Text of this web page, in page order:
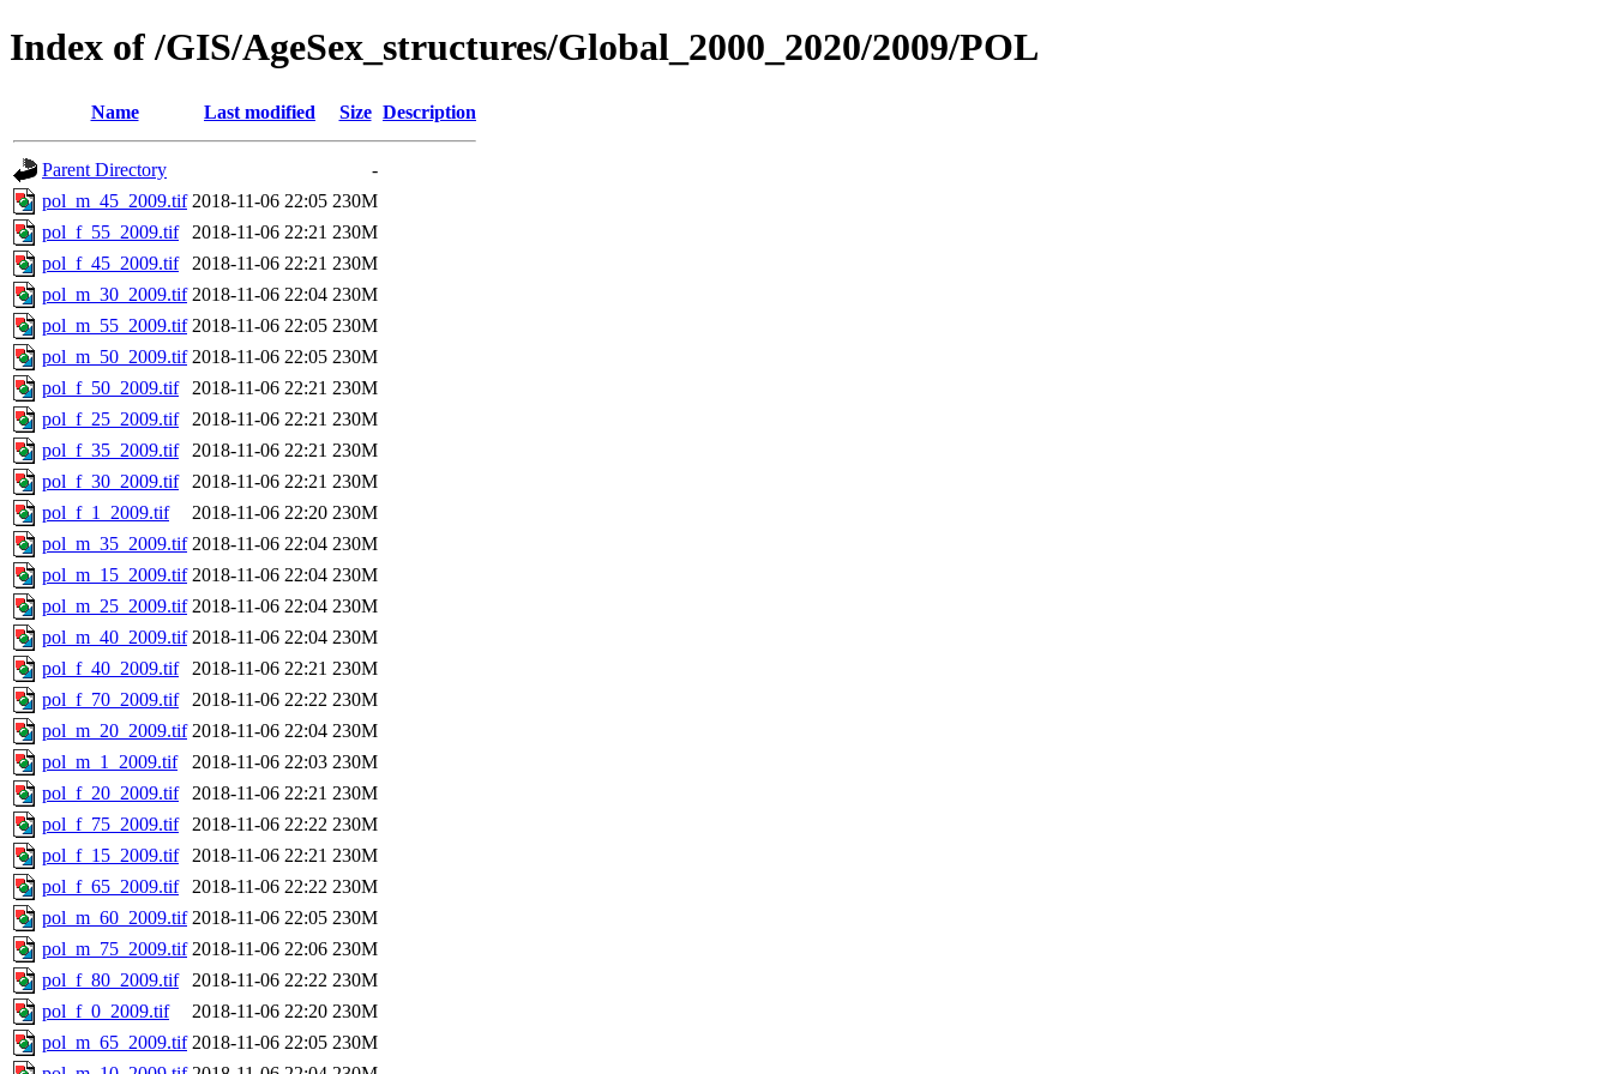
Index of /GIS/AgeSex_structures/Global_2000_2020/2009/POL
Name Last modified Size Description
Parent Directory
-
pol_m_45_2009.tif 2018-11-06 22:05 230M
pol_f_55_2009.tif
2018-11-06 22:21 230M
pol_f_45_2009.tif
2018-11-06 22:21 230M
pol_m_30_2009.tif 2018-11-06 22:04 230M
pol_m_55_2009.tif 2018-11-06 22:05 230M
pol_m_50_2009.tif 2018-11-06 22:05 230M
pol_f_50_2009.tif
2018-11-06 22:21 230M
pol_f_25_2009.tif
2018-11-06 22:21 230M
pol_f_35_2009.tif
2018-11-06 22:21 230M
pol_f_30_2009.tif
2018-11-06 22:21 230M
pol_f_1_2009.tif
2018-11-06 22:20 230M
pol_m_35_2009.tif 2018-11-06 22:04 230M
pol_m_15_2009.tif 2018-11-06 22:04 230M
pol_m_25_2009.tif 2018-11-06 22:04 230M
pol_m_40_2009.tif 2018-11-06 22:04 230M
pol_f_40_2009.tif
2018-11-06 22:21 230M
pol_f_70_2009.tif
2018-11-06 22:22 230M
pol_m_20_2009.tif 2018-11-06 22:04 230M
pol_m_1_2009.tif
2018-11-06 22:03 230M
pol_f_20_2009.tif
2018-11-06 22:21 230M
pol_f_75_2009.tif
2018-11-06 22:22 230M
pol_f_15_2009.tif
2018-11-06 22:21 230M
pol_f_65_2009.tif
2018-11-06 22:22 230M
pol_m_60_2009.tif 2018-11-06 22:05 230M
pol_m_75_2009.tif 2018-11-06 22:06 230M
pol_f_80_2009.tif
2018-11-06 22:22 230M
pol_f_0_2009.tif
2018-11-06 22:20 230M
pol_m_65_2009.tif 2018-11-06 22:05 230M